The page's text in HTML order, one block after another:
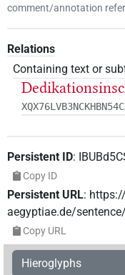
comment/annotation
Relations
Containing text or
Persistent ID:
Copy ID
Persistent URL:
aegyptiae.de/
Copy URL
Hieroglyphs